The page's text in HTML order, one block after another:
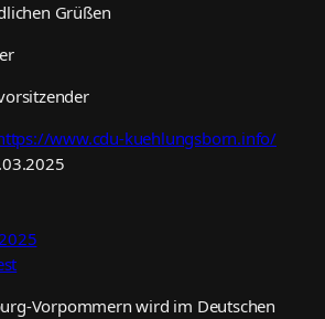
Grüßen
www.cdu-kuehlungsborn.info/
Vorpommern wird im Deutschen